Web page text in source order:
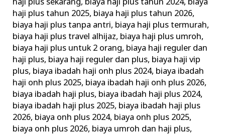
haji plus sekarang, biaya haji plus tahun 2024, biaya
haji plus tahun 2025, biaya haji plus tahun 2026,
biaya haji plus tanpa antri, biaya haji plus termurah,
biaya haji plus travel alhijaz, biaya haji plus umroh,
biaya haji plus untuk 2 orang, biaya haji reguler dan
haji plus, biaya haji reguler dan plus, biaya haji vip
plus, biaya ibadah haji onh plus 2024, biaya ibadah
haji onh plus 2025, biaya ibadah haji onh plus 2026,
biaya ibadah haji plus, biaya ibadah haji plus 2024,
biaya ibadah haji plus 2025, biaya ibadah haji plus
2026, biaya onh plus 2024, biaya onh plus 2025,
biaya onh plus 2026, biaya umroh dan haji plus,